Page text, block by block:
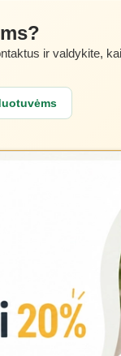
ir valdykite,